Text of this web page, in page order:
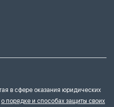
в сфере оказания юридических
о порядке и способах защиты своих